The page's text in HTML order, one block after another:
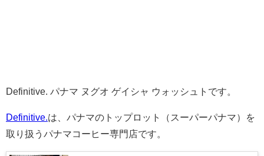
Definitive. パナマ ヌグオ ゲイシャ ウォッシュトです。
Definitive.は、パナマのトップロット（スーパーパナマ）を
取り扱うパナマコーヒー専門店です。